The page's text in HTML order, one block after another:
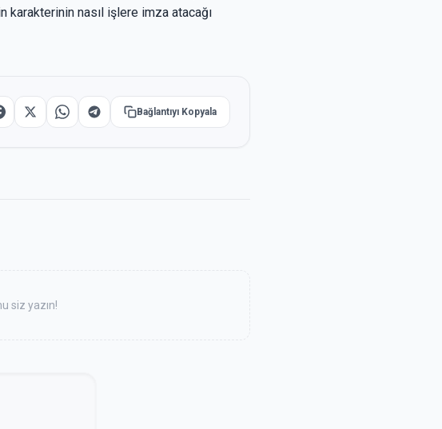
karakterinin nasıl işlere imza atacağı
Bağlantıyı Kopyala
siz yazın!